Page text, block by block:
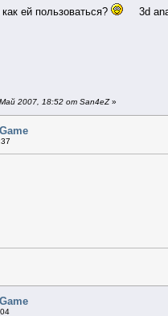
ей пользоваться? 3d
2007, 18:52 от San4eZ»